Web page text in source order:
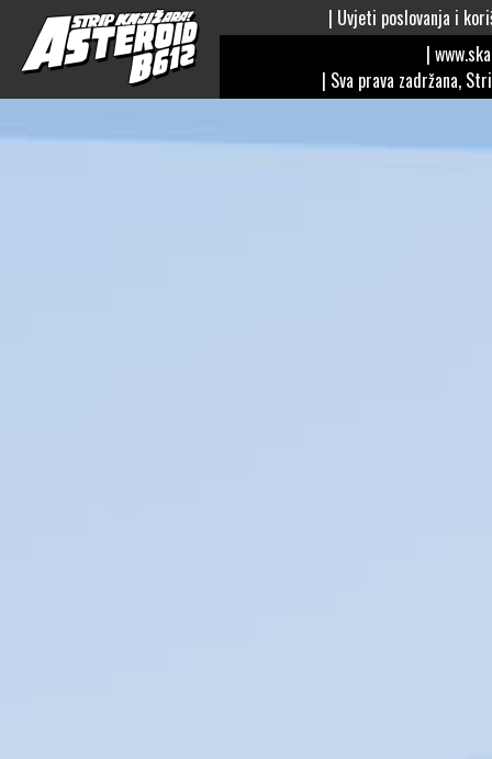
| Uvjeti poslovanja i
|
| Sva prava zadržana,